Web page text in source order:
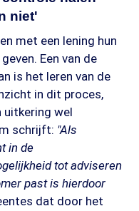
niet'
met een lening hun
Een van de
is het leren van de
in dit proces,
uitkering wel
schrijft: "Als
in de
tot adviseren
past is hierdoor
dat door het